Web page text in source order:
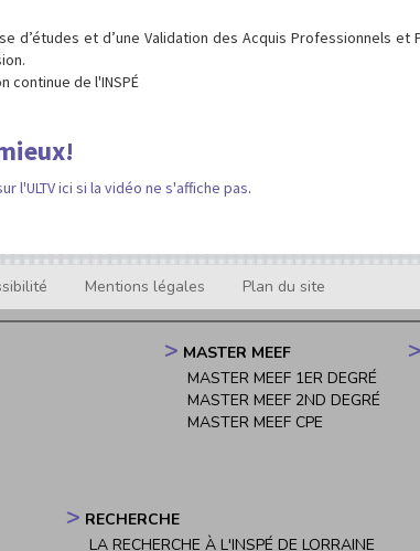
d’études et d’une Validation des Acquis Professionnels et
continue de l'INSPÉ
l'ULTV ici si la vidéo ne s'affiche pas.
Mentions légales Plan du site
MASTER MEEF
MASTER MEEF 1ER DEGRÉ
MASTER MEEF 2ND DEGRÉ
MASTER MEEF CPE
RECHERCHE
LA RECHERCHE À L'INSPÉ DE LORRAINE